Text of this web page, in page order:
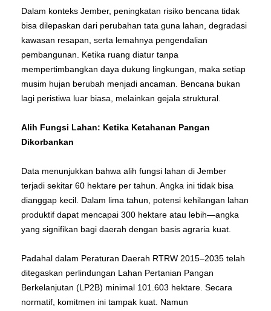
Dalam konteks Jember, peningkatan risiko bencana tidak
bisa dilepaskan dari perubahan tata guna lahan, degradasi
kawasan resapan, serta lemahnya pengendalian
pembangunan. Ketika ruang diatur tanpa
mempertimbangkan daya dukung lingkungan, maka setiap
musim hujan berubah menjadi ancaman. Bencana bukan
lagi peristiwa luar biasa, melainkan gejala struktural.
Alih Fungsi Lahan: Ketika Ketahanan Pangan
Dikorbankan
Data menunjukkan bahwa alih fungsi lahan di Jember
terjadi sekitar 60 hektare per tahun. Angka ini tidak bisa
dianggap kecil. Dalam lima tahun, potensi kehilangan lahan
produktif dapat mencapai 300 hektare atau lebih—angka
yang signifikan bagi daerah dengan basis agraria kuat.
Padahal dalam Peraturan Daerah RTRW 2015–2035 telah
ditegaskan perlindungan Lahan Pertanian Pangan
Berkelanjutan (LP2B) minimal 101.603 hektare. Secara
normatif, komitmen ini tampak kuat. Namun